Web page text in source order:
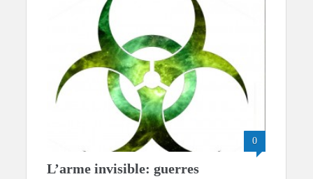
0
L’arme invisible: guerres